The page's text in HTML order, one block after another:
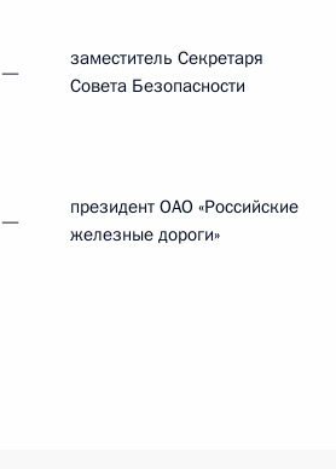
—
заместитель Секретаря
Совета Безопасности
—
президент ОАО «Российские
железные дороги»